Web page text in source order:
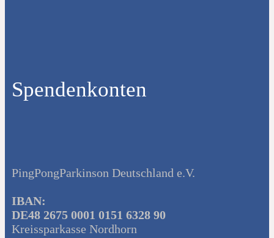
Spendenkonten
PingPongParkinson Deutschland e.V.
IBAN:
DE48 2675 0001 0151 6328 90
Kreissparkasse Nordhorn